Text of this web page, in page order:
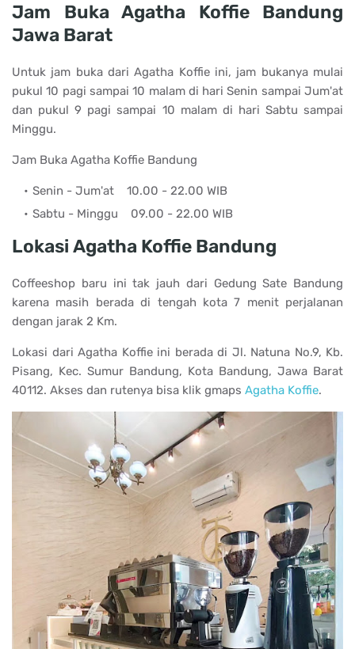
Jam Buka Agatha Koffie Bandung
Jawa Barat
Untuk jam buka dari Agatha Koffie ini, jam bukanya mulai
pukul 10 pagi sampai 10 malam di hari Senin sampai Jum'at
dan pukul 9 pagi sampai 10 malam di hari Sabtu sampai
Minggu.
Jam Buka Agatha Koffie Bandung
Senin - Jum'at 10.00 - 22.00 WIB
Sabtu - Minggu 09.00 - 22.00 WIB
Lokasi Agatha Koffie Bandung
Coffeeshop baru ini tak jauh dari Gedung Sate Bandung
karena masih berada di tengah kota 7 menit perjalanan
dengan jarak 2 Km.
Lokasi dari Agatha Koffie ini berada di Jl. Natuna No.9, Kb.
Pisang, Kec. Sumur Bandung, Kota Bandung, Jawa Barat
40112. Akses dan rutenya bisa klik gmaps Agatha Koffie.